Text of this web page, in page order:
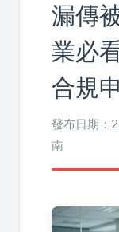
漏傳
業必
合規
發布日期：
南